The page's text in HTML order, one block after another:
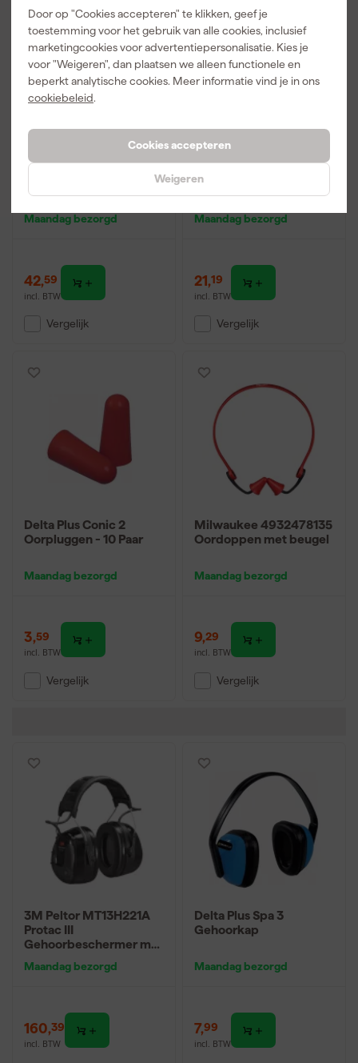
Door op "Cookies accepteren" te klikken, geef je
toestemming voor het gebruik van alle cookies, inclusief
marketingcookies voor advertentiepersonalisatie. Kies je
voor "Weigeren", dan plaatsen we alleen functionele en
beperkt analytische cookies. Meer informatie vind je in ons
cookiebeleid.
Cookies accepteren
Weigeren
3M Peltor H540 Optime
helmbevestiging P3E -
Zwart/Rood
Maandag bezorgd
42,59
incl. BTW
Vergelijk
Delta Plus Magny
Helmet 2
Gehoorkappen Magny
Helmet 2
Maandag bezorgd
21,19
incl. BTW
Vergelijk
Delta Plus Conic 2
Oorpluggen - 10 Paar
Maandag bezorgd
3,59
incl. BTW
Vergelijk
Milwaukee 4932478135
Oordoppen met beugel
Maandag bezorgd
9,29
incl. BTW
Vergelijk
3M Peltor MT13H221A
Protac III
Gehoorbeschermer met
Maandag bezorgd
160,39
incl. BTW
Delta Plus Spa 3
Gehoorkap
Maandag bezorgd
7,99
incl. BTW